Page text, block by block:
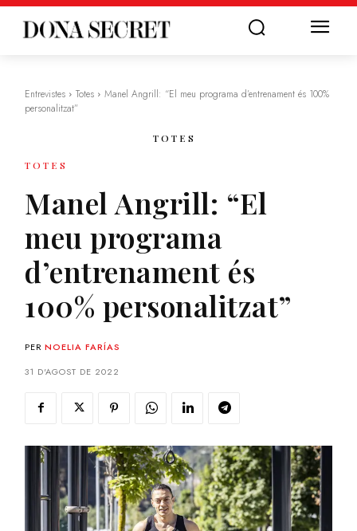
Entrevistes Totes
Manel Angrill: “El meu programa d’entrenament és 100%
personalitzat”
TOTES
TOTES
Manel Angrill: “El
meu programa
d’entrenament és
100% personalitzat”
PER NOELIA FARÍAS
31 D'AGOST DE 2022